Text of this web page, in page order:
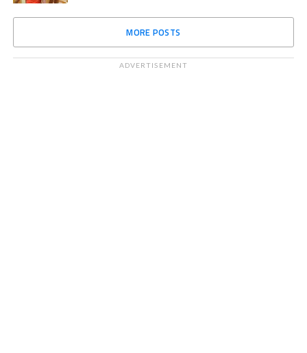
MORE POSTS
ADVERTISEMENT